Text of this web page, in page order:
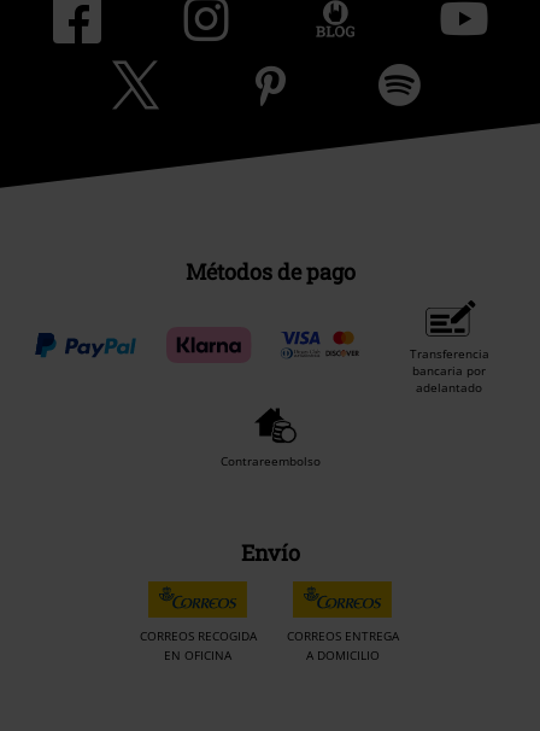
Métodos de pago
Transferencia
bancaria por
adelantado
Contrareembolso
Envío
CORREOS RECOGIDA
EN OFICINA
CORREOS ENTREGA
A DOMICILIO